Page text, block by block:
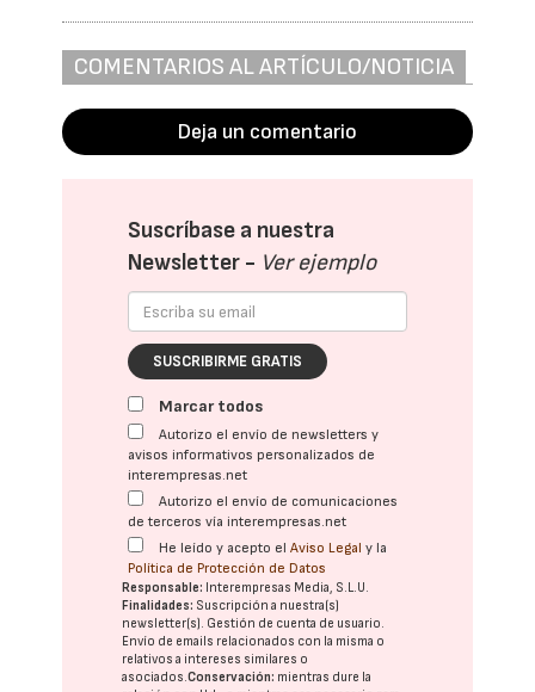
COMENTARIOS AL ARTÍCULO/NOTICIA
Deja un comentario
Suscríbase a nuestra
Newsletter - Ver ejemplo
SUSCRIBIRME GRATIS
Marcar todos
Autorizo el envío de newsletters y
avisos informativos personalizados de
interempresas.net
Autorizo el envío de comunicaciones
de terceros vía interempresas.net
He leído y acepto elAviso Legal y la
Política de Protección de Datos
Responsable: Interempresas Media, S.L.U.
Finalidades: Suscripción a nuestra(s)
newsletter(s). Gestión de cuenta de usuario.
Envío de emails relacionados con la misma o
relativos a intereses similares o
asociados.Conservación: mientras dure la